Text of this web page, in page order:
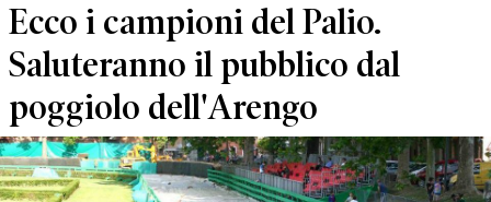
Ecco i campioni del Palio.
Saluteranno il pubblico dal
poggiolo dell'Arengo